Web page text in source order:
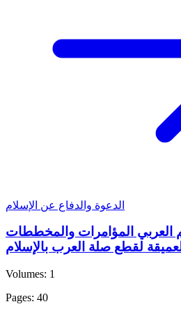
الدعوة والدفاع عن الإسلام
العربي المؤامرات والمخططات
لقطع صلة العرب بالإسلام
Volumes: 1
Pages: 40